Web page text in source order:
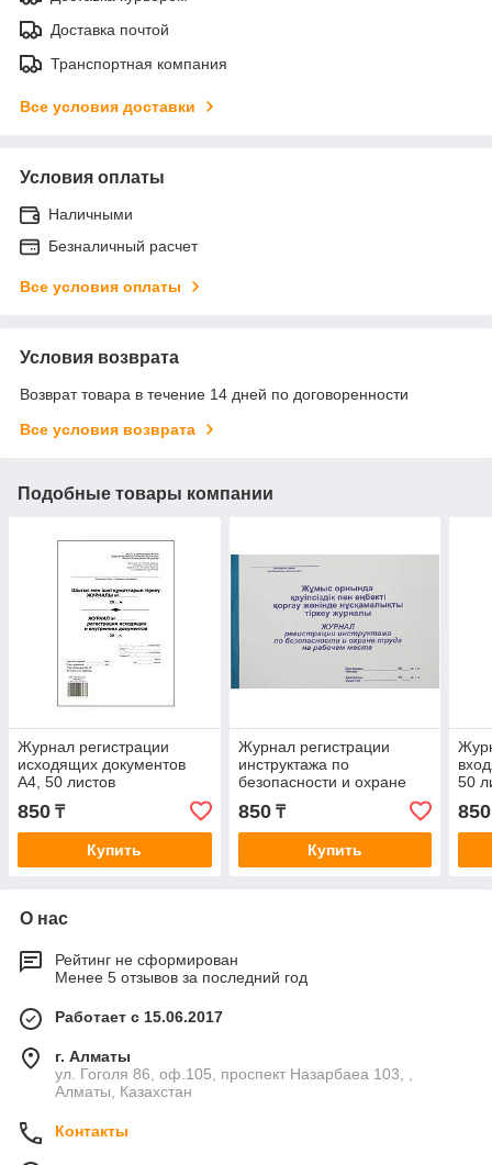
Доставка почтой
Транспортная компания
Все условия доставки
Условия оплаты
Наличными
Безналичный расчет
Все условия оплаты
Условия возврата
Возврат товара в течение 14 дней по договоренности
Все условия возврата
Подобные товары компании
Журнал регистрации
исходящих документов
А4, 50 листов
850 ₸
Купить
Журнал регистрации
инструктажа по
безопасности и охране
труда на рабочем месте,
А4, 50 листов
850₸
Купить
50
850
О нас
Рейтинг не сформирован
Менее 5 отзывов за последний год
Работает с 15.06.2017
г. Алматы
ул. Гоголя 86, оф.105, проспект Назарбаеа 103, ,
Алматы, Казахстан
Контакты